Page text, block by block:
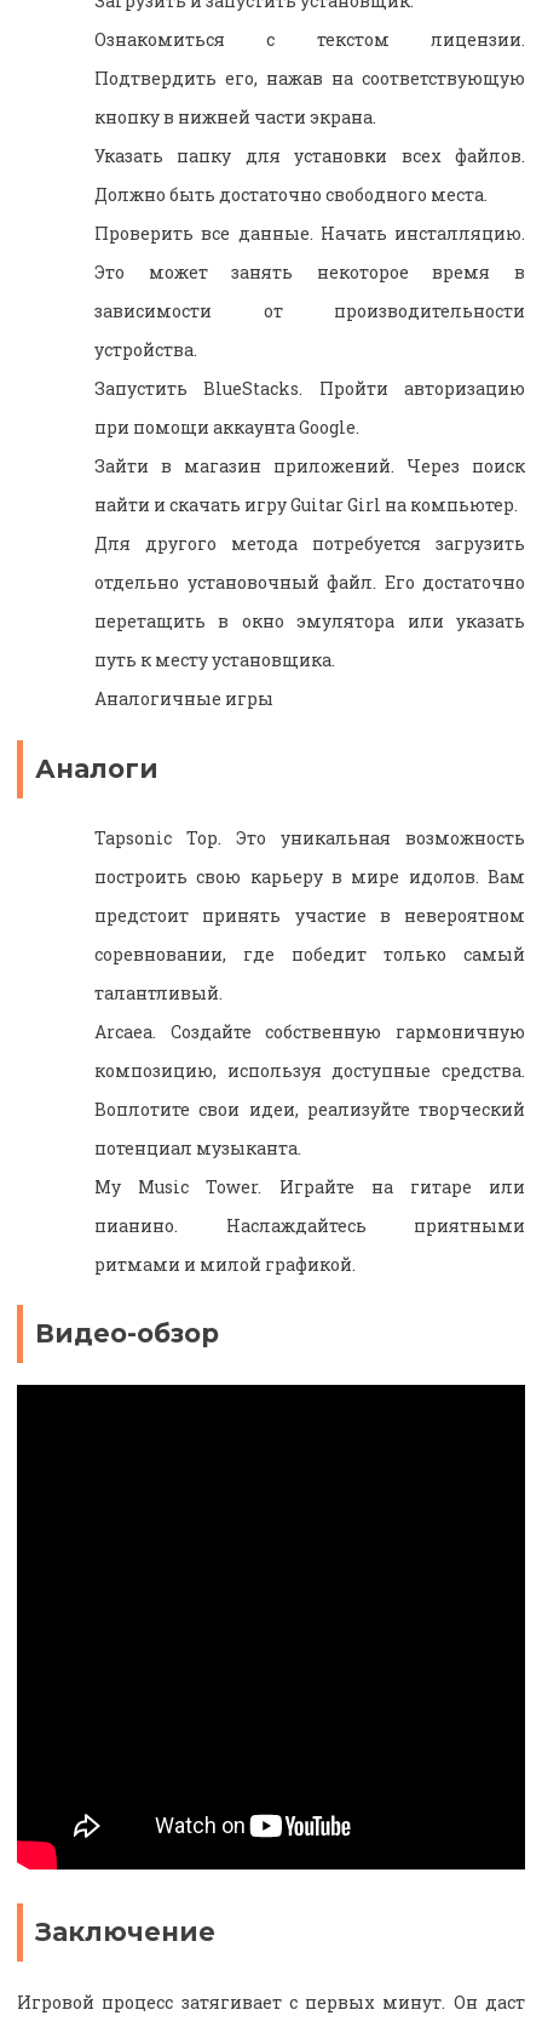
Ознакомиться с текстом лицензии.
Подтвердить его, нажав на соответствующую
кнопку в нижней части экрана.
Указать папку для установки всех файлов.
Должно быть достаточно свободного места.
Проверить все данные. Начать инсталляцию.
Это может занять некоторое время в
зависимости от производительности
устройства.
Запустить BlueStacks. Пройти авторизацию
при помощи аккаунта Google.
Зайти в магазин приложений. Через поиск
найти и скачать игру Guitar Girl на компьютер.
Для другого метода потребуется загрузить
отдельно установочный файл. Его достаточно
перетащить в окно эмулятора или указать
путь к месту установщика.
Аналогичные игры
Аналоги
Tapsonic Top. Это уникальная возможность
построить свою карьеру в мире идолов. Вам
предстоит принять участие в невероятном
соревновании, где победит только самый
талантливый.
Arcaea. Создайте собственную гармоничную
композицию, используя доступные средства.
Воплотите свои идеи, реализуйте творческий
потенциал музыканта.
My Music Tower. Играйте на гитаре или
пианино. Наслаждайтесь приятными
ритмами и милой графикой.
Видео-обзор
Заключение
Игровой процесс затягивает с первых минут. Он даст